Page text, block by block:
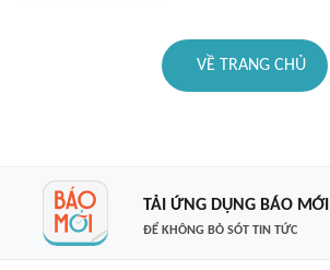
VỀ TRANG CHỦ
TẢI ỨNG DỤNG BÁO MỚI
ĐỂ KHÔNG BỎ SÓT TIN TỨC